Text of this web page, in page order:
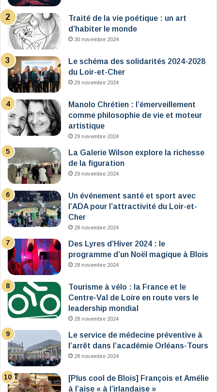
Traité de la vie poétique : un art
d’habiter le monde
30 novembre 2024
Le schéma des solidarités 2024-2028
du Loir-et-Cher
29 novembre 2024
Manolo Chrétien : l’émerveillement
comme philosophie de vie et moteur
artistique
29 novembre 2024
La Galerie Wilson explore la richesse
de la figuration
29 novembre 2024
Un événement santé et sport avec
l’ADA pour l’attractivité du Loir-et-
Cher
28 novembre 2024
Des Lyres d’Hiver 2024 : le
programme d’un Noël magique à Blois
28 novembre 2024
Tourisme à vélo : la France et le
Centre-Val de Loire en route vers le
leadership mondial
28 novembre 2024
Le service de médecine préventive à
l’arrêt dans l’académie Orléans-Tours
28 novembre 2024
[Plus cool de Blois] François et Amélie
à l’aise « à l’irlandaise »